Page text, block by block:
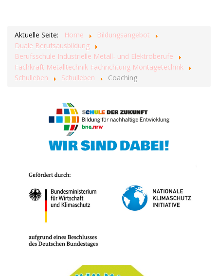
Aktuelle Seite: Home
Bildungsangebot
Duale Berufsausbildung
Berufsschule Industrielle Metall- und Elektroberufe
Fachkraft Metalltechnik Fachrichtung Montagetechnik
Schulleben
Schulleben Coaching